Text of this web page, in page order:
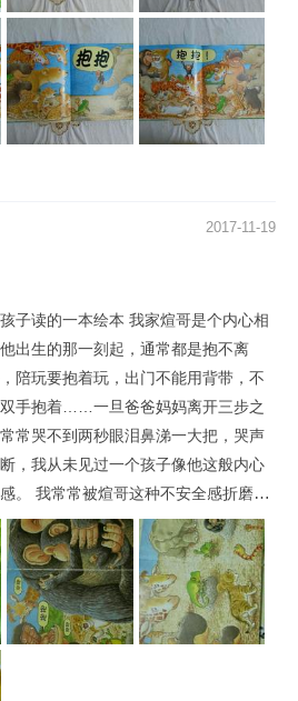
2017-11-19
绘本 我家煊哥是个内心相
出生的那一刻起，通常都是抱不离
陪玩要抱着玩，出门不能用背带，不
手抱着……一旦爸爸妈妈离开三步之
常哭不到两秒眼泪鼻涕一大把，哭声
，我从未见过一个孩子像他这般内心
折磨得
是想着孩子毕竟无辜，本着要给孩子
接纳的原则，我和煊爸只能无条件满
不到天日的渴望，再苦再累都精心陪
爱终有一天会变成他独立闯荡世界的
起读绘本。我想其中读过的一本名
给煊哥培养安全感的过程中起到了很